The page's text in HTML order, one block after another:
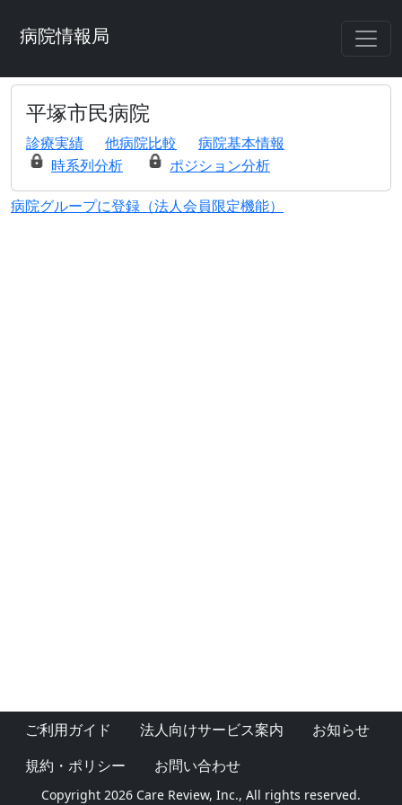
病院情報局
平塚市民病院
診療実績 他病院比較
病院基本情報
時系列分析
ポジション分析
病院グループに登録（法人会員限定機能）
ご利用ガイド 法人向けサービス案内
お知らせ
規約・ポリシー
お問い合わせ
Copyright 2026 Care Review, Inc., All rights reserved.